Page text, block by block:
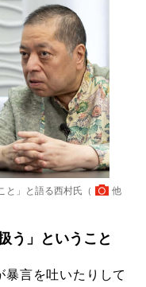
と」と語る西村氏（
他
う」ということ
暴言を吐いたりして